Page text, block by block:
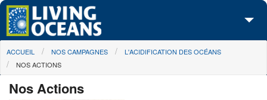
Skip to main content
À propos de nous
You are here
ACCUEIL NOS CAMPAGNES
L'ACIDIFICATION DES OCÉANS
NOS ACTIONS
Nos Actions